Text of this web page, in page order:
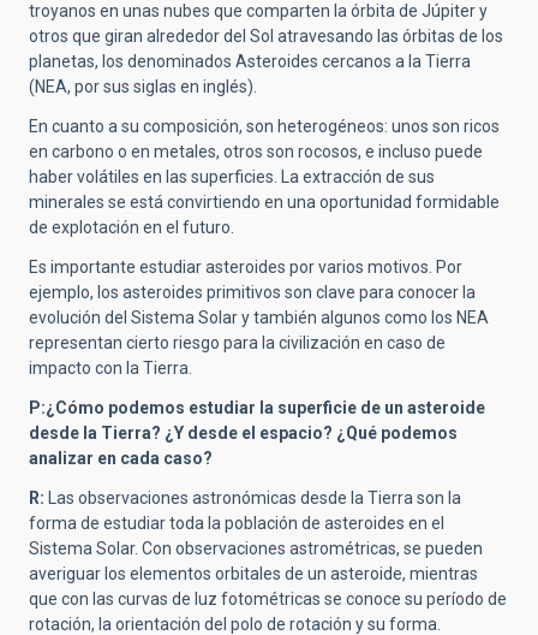
troyanos en unas nubes que comparten la órbita de Júpiter y
otros que giran alrededor del Sol atravesando las órbitas de los
planetas, los denominados Asteroides cercanos a la Tierra
(NEA, por sus siglas en inglés).
En cuanto a su composición, son heterogéneos: unos son ricos
en carbono o en metales, otros son rocosos, e incluso puede
haber volátiles en las superficies. La extracción de sus
minerales se está convirtiendo en una oportunidad formidable
de explotación en el futuro.
Es importante estudiar asteroides por varios motivos. Por
ejemplo, los asteroides primitivos son clave para conocer la
evolución del Sistema Solar y también algunos como los NEA
representan cierto riesgo para la civilización en caso de
impacto con la Tierra.
P:¿Cómo podemos estudiar la superficie de un asteroide
desde la Tierra? ¿Y desde el espacio? ¿Qué podemos
analizar en cada caso?
R: Las observaciones astronómicas desde la Tierra son la
forma de estudiar toda la población de asteroides en el
Sistema Solar. Con observaciones astrométricas, se pueden
averiguar los elementos orbitales de un asteroide, mientras
que con las curvas de luz fotométricas se conoce su período de
rotación, la orientación del polo de rotación y su forma.